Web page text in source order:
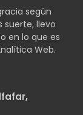
según
suerte, llevo
en lo que es
Web.